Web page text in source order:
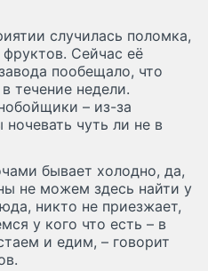
случилась поломка,
Сейчас её
пообещало, что
течение недели.
– из-за
чуть ли не в
бывает холодно, да,
не можем здесь найти у
никто не приезжает,
у кого что есть – в
и едим, – говорит